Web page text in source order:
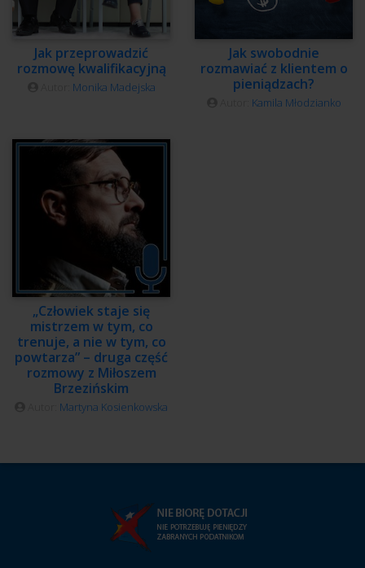
Jak przeprowadzić
rozmowę kwalifikacyjną
Monika Madejska
Jak swobodnie
rozmawiać z klientem o
pieniądzach?
Kamila Młodzianko
„Człowiek staje się
mistrzem w tym, co
trenuje, a nie w tym, co
powtarza” – druga część
rozmowy z Miłoszem
Brzezińskim
Martyna Kosienkowska